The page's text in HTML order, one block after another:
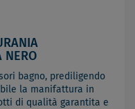
NERO
bagno, prediligendo
la manifattura in
di qualità garantita e